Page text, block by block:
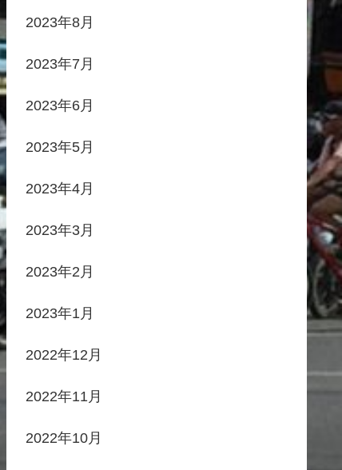
2023年8月
2023年7月
2023年6月
2023年5月
2023年4月
2023年3月
2023年2月
2023年1月
2022年12月
2022年11月
2022年10月